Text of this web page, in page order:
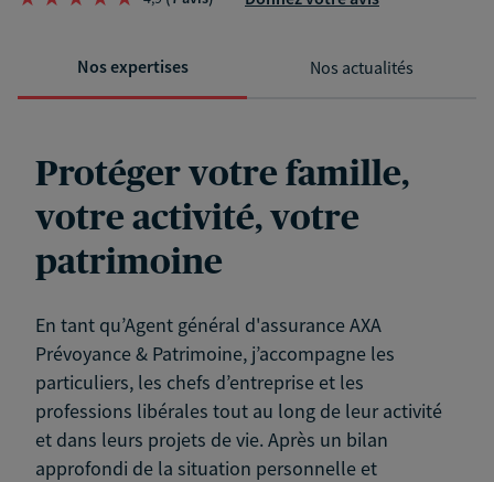
Nos expertises Nos actualités
Protéger votre famille,
votre activité, votre
patrimoine
En tant qu’Agent général d'assurance AXA
Prévoyance & Patrimoine, j’accompagne les
particuliers, les chefs d’entreprise et les
professions libérales tout au long de leur activité
et dans leurs projets de vie. Après un bilan
approfondi de la situation personnelle et